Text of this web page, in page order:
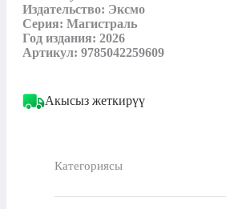
Издательство: Эксмо
Серия: Магистраль
Год издания: 2026
Артикул: 9785042259609
Акысыз жеткирүү
Категориясы